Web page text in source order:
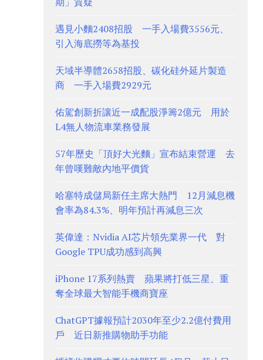
遇見小麵2408招股 一手入場費3556元、
引入海底撈等為基投
天域半導體2658招股、碳化硅外延片製造
商 一手入場費2929元
佑駕創新折讓近一成配股淨籌2億元 用於
L4無人物流車業務發展
57年歷史「頂好大光麵」宣布結束營運 去
年曾嘆難敵內地平價貨
哈塞特成儲局新任主席大熱門 12月減息機
會率為84.3%、明年預計再減息三次
英偉達：Nvidia AI芯片領先業界一代 對
Google TPU成功感到高興
iPhone 17系列熱賣 蘋果將打低三星、重
奪全球最大智能手機商寶座
ChatGPT據報預計2030年至少2.2億付費用
戶 近日新推購物助手功能